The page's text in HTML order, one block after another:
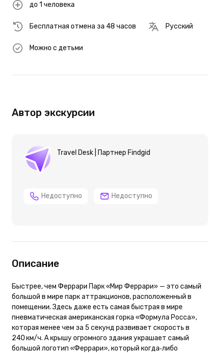
до 1 человека
Бесплатная отмена за 48 часов Русский
Можно с детьми
Автор экскурсии
Travel Desk | Партнер Findgid
Недоступно Недоступно
Описание
Быстрее, чем Феррари Парк «Мир Феррари» — это самый
большой в мире парк аттракционов, расположенный в
помещении. Здесь даже есть самая быстрая в мире
пневматическая американская горка «Формула Росса»,
которая менее чем за 5 секунд развивает скорость в
240 км/ч. А крышу огромного здания украшает самый
большой логотип «Феррари», который когда‑либо